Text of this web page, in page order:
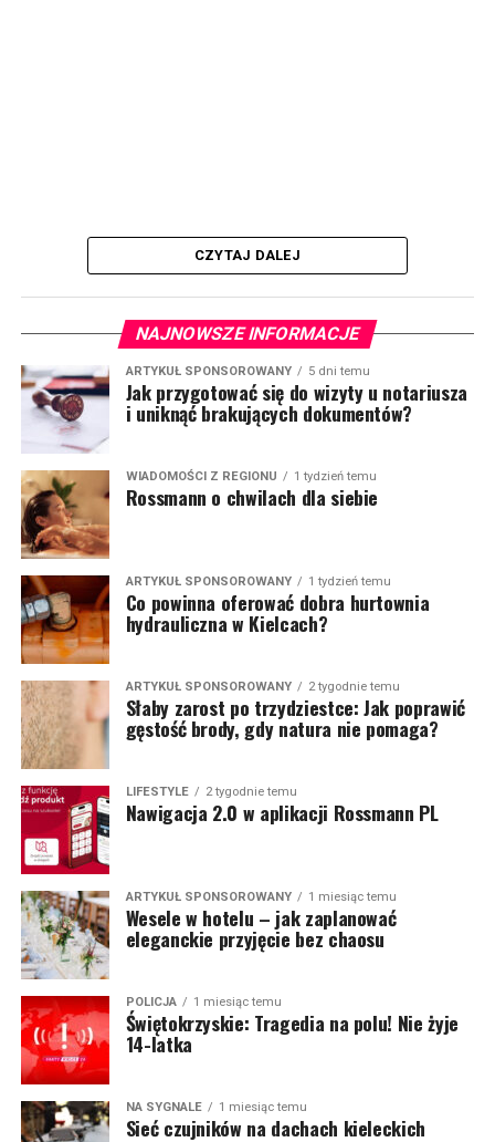
CZYTAJ DALEJ
NAJNOWSZE INFORMACJE
ARTYKUŁ SPONSOROWANY 5 dni temu
Jak przygotować się do wizyty u notariusza
i uniknąć brakujących dokumentów?
WIADOMOŚCI Z REGIONU 1 tydzień temu
Rossmann o chwilach dla siebie
ARTYKUŁ SPONSOROWANY 1 tydzień temu
Co powinna oferować dobra hurtownia
hydrauliczna w Kielcach?
ARTYKUŁ SPONSOROWANY 2 tygodnie temu
Słaby zarost po trzydziestce: Jak poprawić
gęstość brody, gdy natura nie pomaga?
LIFESTYLE 2 tygodnie temu
Nawigacja 2.0 w aplikacji Rossmann PL
ARTYKUŁ SPONSOROWANY 1 miesiąc temu
Wesele w hotelu – jak zaplanować
eleganckie przyjęcie bez chaosu
POLICJA 1 miesiąc temu
Świętokrzyskie: Tragedia na polu! Nie żyje
14-latka
NA SYGNALE 1 miesiąc temu
Sieć czujników na dachach kieleckich